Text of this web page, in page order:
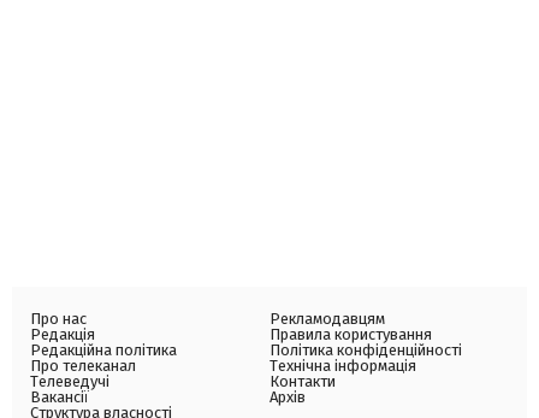
Про нас
Редакція
Редакційна політика
Про телеканал
Телеведучі
Вакансії
Структура власності
Рекламодавцям
Правила користування
Політика конфіденційності
Технічна інформація
Контакти
Архів